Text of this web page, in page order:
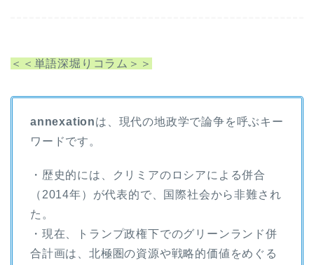
＜＜単語深堀りコラム＞＞
annexationは、現代の地政学で論争を呼ぶキー
ワードです。
・歴史的には、クリミアのロシアによる併合
（2014年）が代表的で、国際社会から非難され
た。
・現在、トランプ政権下でのグリーンランド併
合計画は、北極圏の資源や戦略的価値をめぐる